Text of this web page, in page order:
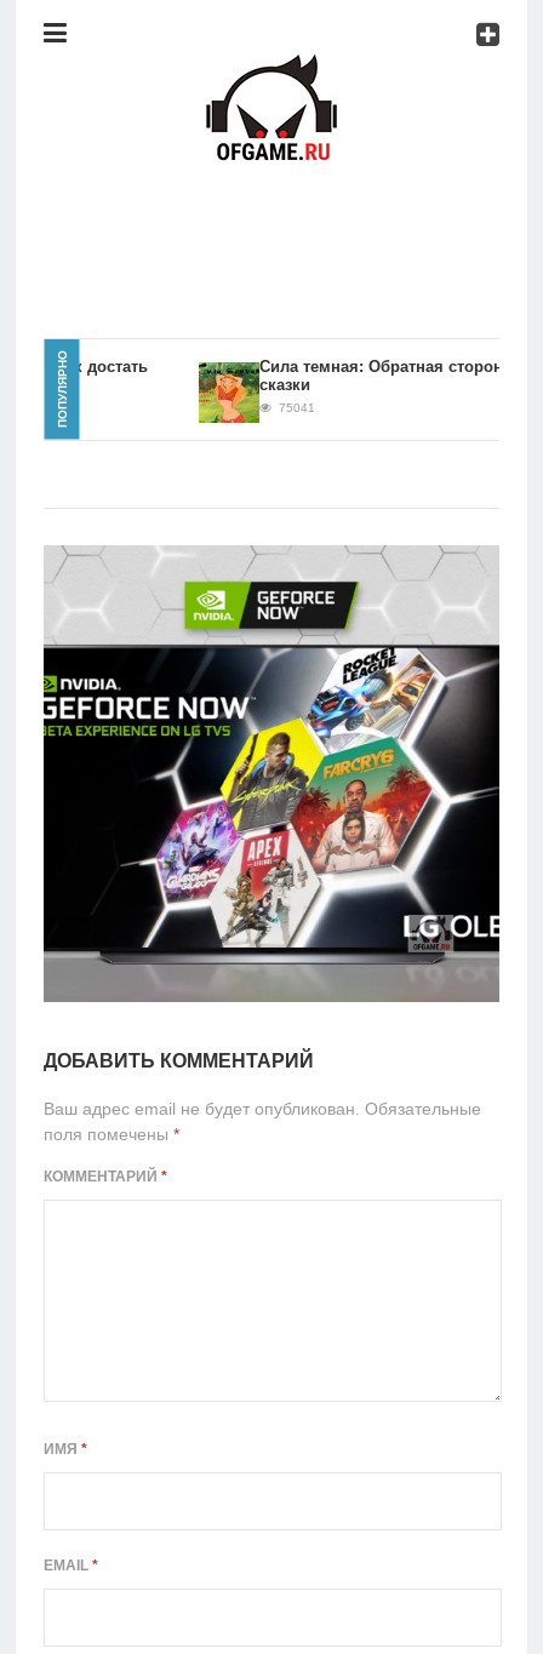
Консоли
Главная
игры
Культовые
игры
ПОПУЛЯРНО
Как достать
Сила темная: Обратная сторона
сказки
75041
ДОБАВИТЬ КОММЕНТАРИЙ
Ваш адрес email не будет опубликован. Обязательные
поля помечены *
КОММЕНТАРИЙ *
ИМЯ *
EMAIL *